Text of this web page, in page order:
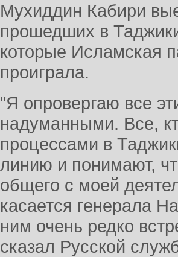
Мухиддин Кабири
прошедших в
которые Исламская
проиграла.
"Я опровергаю все
надуманными. Все,
процессами в
линию и понимают,
общего с моей
касается генерала
ним очень редко
сказал Русской